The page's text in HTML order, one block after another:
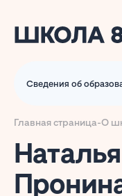
Сведения об
Главная страница-О